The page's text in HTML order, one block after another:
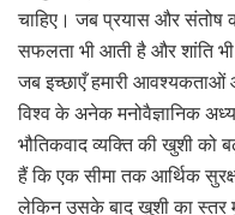
चाहिए। जब प्रयास और संतोष
सफलता भी आती है और शांति भी
जब इच्छाएँ हमारी आवश्यकताओं
विश्व के अनेक मनोवैज्ञानिक
भौतिकवाद व्यक्ति की खुशी
हैं कि एक सीमा तक आर्थिक
लेकिन उसके बाद खुशी का स्तर